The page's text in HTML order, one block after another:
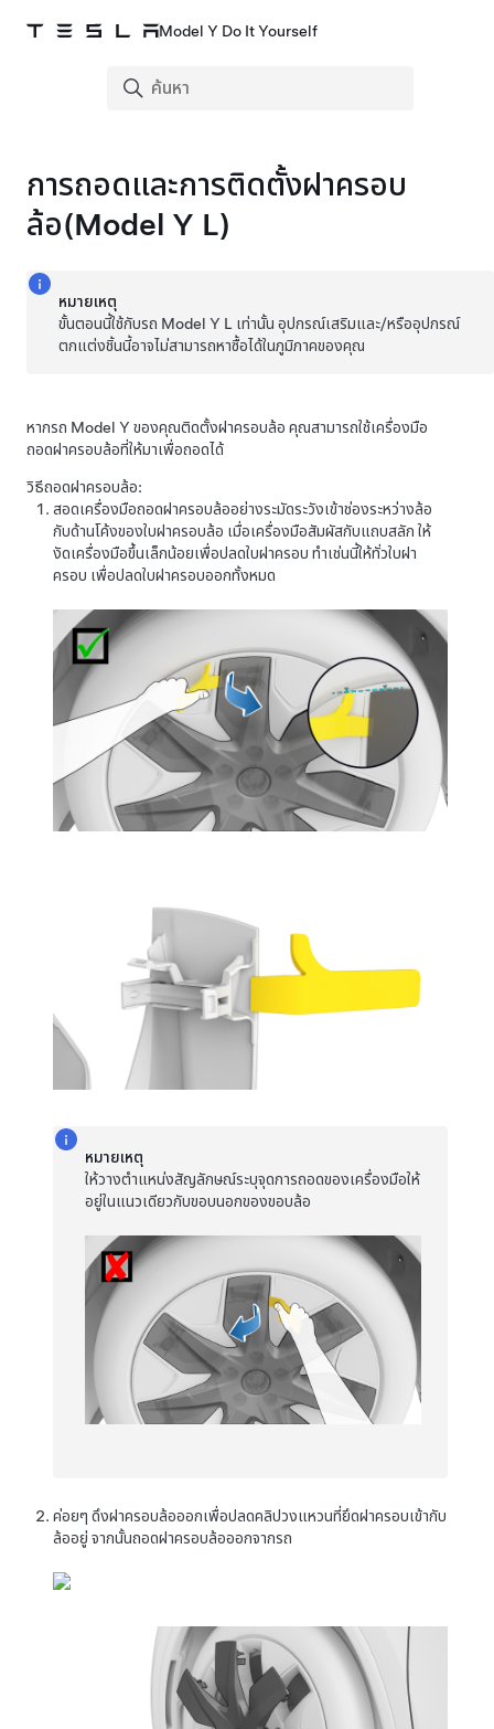
Model Y Do It Yourself
การถอดและการติดตั้งฝาครอบ
ล้อ(Model Y L)
หมายเหตุ
ขั้นตอนนี้ใช้กับรถ Model Y L เท่านั้น อุปกรณ์เสริมและ/หรืออุปกรณ์
ตกแต่งชิ้นนี้อาจไม่สามารถหาซื้อได้ในภูมิภาคของคุณ
หากรถ Model Y ของคุณติดตั้งฝาครอบล้อ คุณสามารถใช้เครื่องมือ
ถอดฝาครอบล้อที่ให้มาเพื่อถอดได้
วิธีถอดฝาครอบล้อ:
สอดเครื่องมือถอดฝาครอบล้ออย่างระมัดระวังเข้าช่องระหว่างล้อ
กับด้านโค้งของใบฝาครอบล้อ เมื่อเครื่องมือสัมผัสกับแถบสลัก ให้
งัดเครื่องมือขึ้นเล็กน้อยเพื่อปลดใบฝาครอบ ทำเช่นนี้ให้ทั่วใบฝา
ครอบ เพื่อปลดใบฝาครอบออกทั้งหมด
หมายเหตุ
ให้วางตำแหน่งสัญลักษณ์ระบุจุดการถอดของเครื่องมือให้
อยู่ในแนวเดียวกับขอบนอกของขอบล้อ
ค่อยๆ ดึงฝาครอบล้อออกเพื่อปลดคลิปวงแหวนที่ยึดฝาครอบเข้ากับ
ล้ออยู่ จากนั้นถอดฝาครอบล้อออกจากรถ